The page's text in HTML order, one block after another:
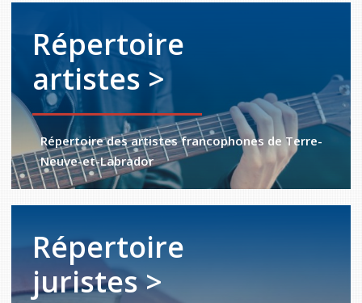
Répertoire
artistes >
Répertoire des artistes francophones de Terre-
Neuve-et-Labrador
Répertoire
juristes >